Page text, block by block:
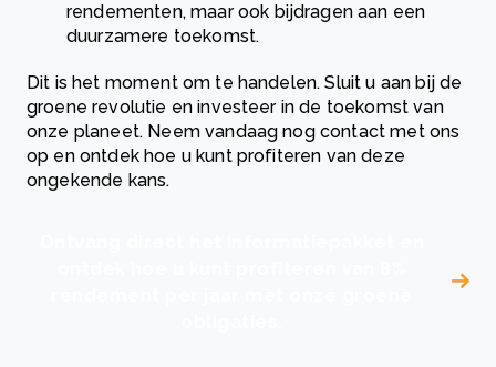
rendementen, maar ook bijdragen aan een
duurzamere toekomst.
Dit is het moment om te handelen. Sluit u aan bij de
groene revolutie en investeer in de toekomst van
onze planeet. Neem vandaag nog contact met ons
op en ontdek hoe u kunt profiteren van deze
ongekende kans.